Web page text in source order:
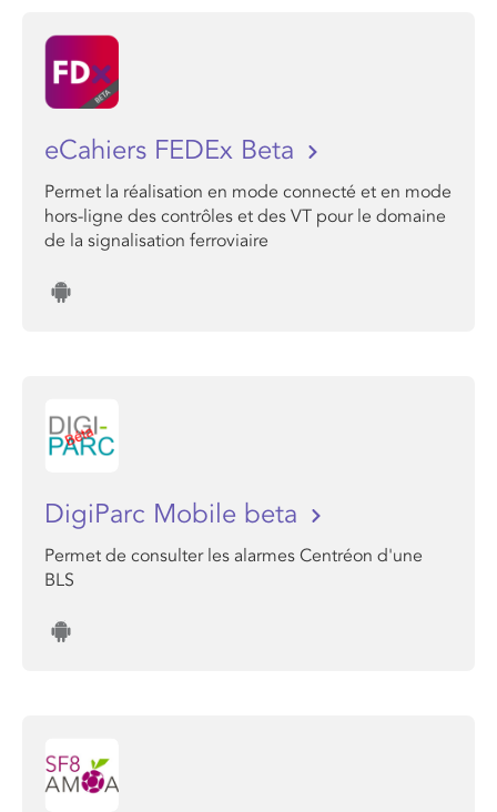
eCahiers FEDEx Beta
Permet la réalisation en mode connecté et en mode
hors-ligne des contrôles et des VT pour le domaine
de la signalisation ferroviaire
DigiParc Mobile beta
Permet de consulter les alarmes Centréon d'une
BLS